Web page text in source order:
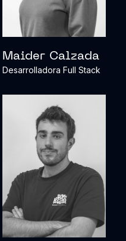
Maider Calzada
Desarrolladora Full Stack